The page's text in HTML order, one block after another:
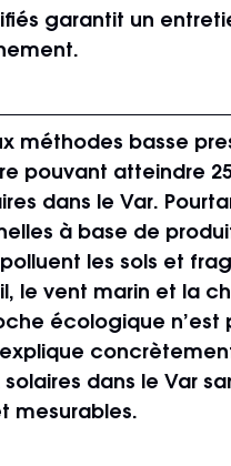
garantit un
méthodes basse
pouvant atteindre
dans le Var.
à base de
les sols et
le vent marin et la
écologique n’est
dans le Var
mesurables.